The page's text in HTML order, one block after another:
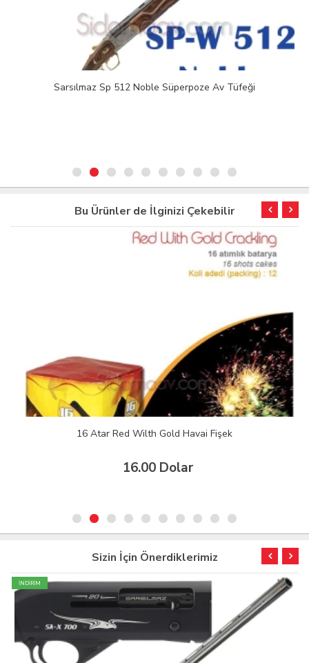
Sarsılmaz Sp 512 Noble Süperpoze Av Tüfeği
Bu Ürünler de İlginizi Çekebilir
16 Atar Red Wilth Gold Havai Fişek
16.00 Dolar
Sizin İçin Önerdiklerimiz
İNDİRİM